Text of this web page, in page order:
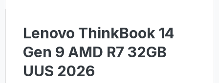
Lenovo ThinkBook 14
Gen 9 AMD R7 32GB
UUS 2026